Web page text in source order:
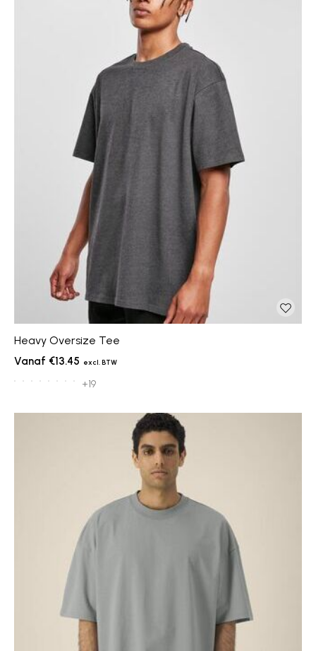
Heavy Oversize Tee
€13.45
+19